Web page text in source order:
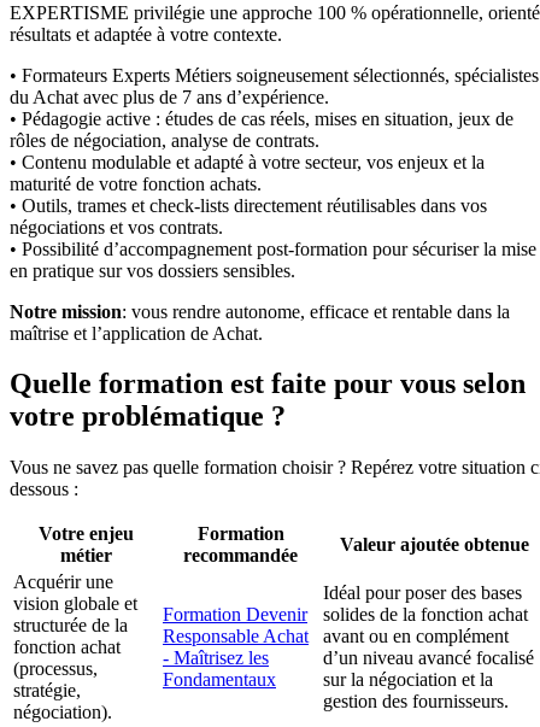
EXPERTISME privilégie une approche 100 % opérationnelle,
résultats et adaptée à votre contexte.
• Formateurs Experts Métiers soigneusement sélectionnés, spécialistes
du Achat avec plus de 7 ans d’expérience.
• Pédagogie active : études de cas réels, mises en situation, jeux de
rôles de négociation, analyse de contrats.
• Contenu modulable et adapté à votre secteur, vos enjeux et la
maturité de votre fonction achats.
• Outils, trames et check-lists directement réutilisables dans vos
négociations et vos contrats.
• Possibilité d’accompagnement post-formation pour sécuriser la mise
en pratique sur vos dossiers sensibles.
Notre mission: vous rendre autonome, efficace et rentable dans la
maîtrise et l’application de Achat.
Quelle formation est faite pour vous selon
votre problématique ?
Vous ne savez pas quelle formation choisir ? Repérez votre situation
dessous :
Votre enjeu
métier
Formation
recommandée
Valeur ajoutée obtenue
Acquérir une
vision globale et
structurée de la
fonction achat
(processus,
stratégie,
négociation).
Formation Devenir
Responsable Achat
- Maîtrisez les
Fondamentaux
Idéal pour poser des bases
solides de la fonction achat
avant ou en complément
d’un niveau avancé focalisé
sur la négociation et la
gestion des fournisseurs.